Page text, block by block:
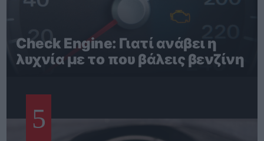
Check Engine: Γιατί ανάβει η
λυχνία με το που βάλεις βενζίνη
5